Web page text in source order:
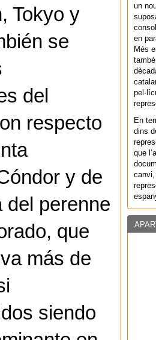
Tokyo y
se
del
respecto
y de
del perenne
que
más de
siendo
un
en
Més
En
dins
que
canvi,